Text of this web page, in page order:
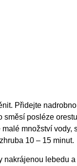
Přidejte
posléze
množství
10 – 15 minut.
nakrájenou lebedu